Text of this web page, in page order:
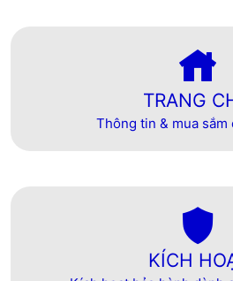
TRANG
Thông tin & mua sắm
KÍCH